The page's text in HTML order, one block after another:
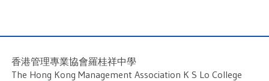
香港管理專業協會羅桂祥中學
The Hong Kong Management Association K S Lo College